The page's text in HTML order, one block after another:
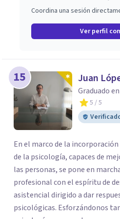
Coordina una sesión
Ver perfil
15 Juan
Graduado
5 / 5
En el marco de la
de la psicología, capaces de
las personas, se pone en
profesional con el espíritu de
asistencial dirigido a dar
psicológicas. Esforzándonos